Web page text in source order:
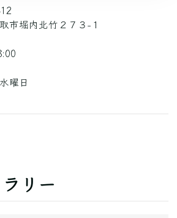
市堀内北竹２７３−１
曜日
リー